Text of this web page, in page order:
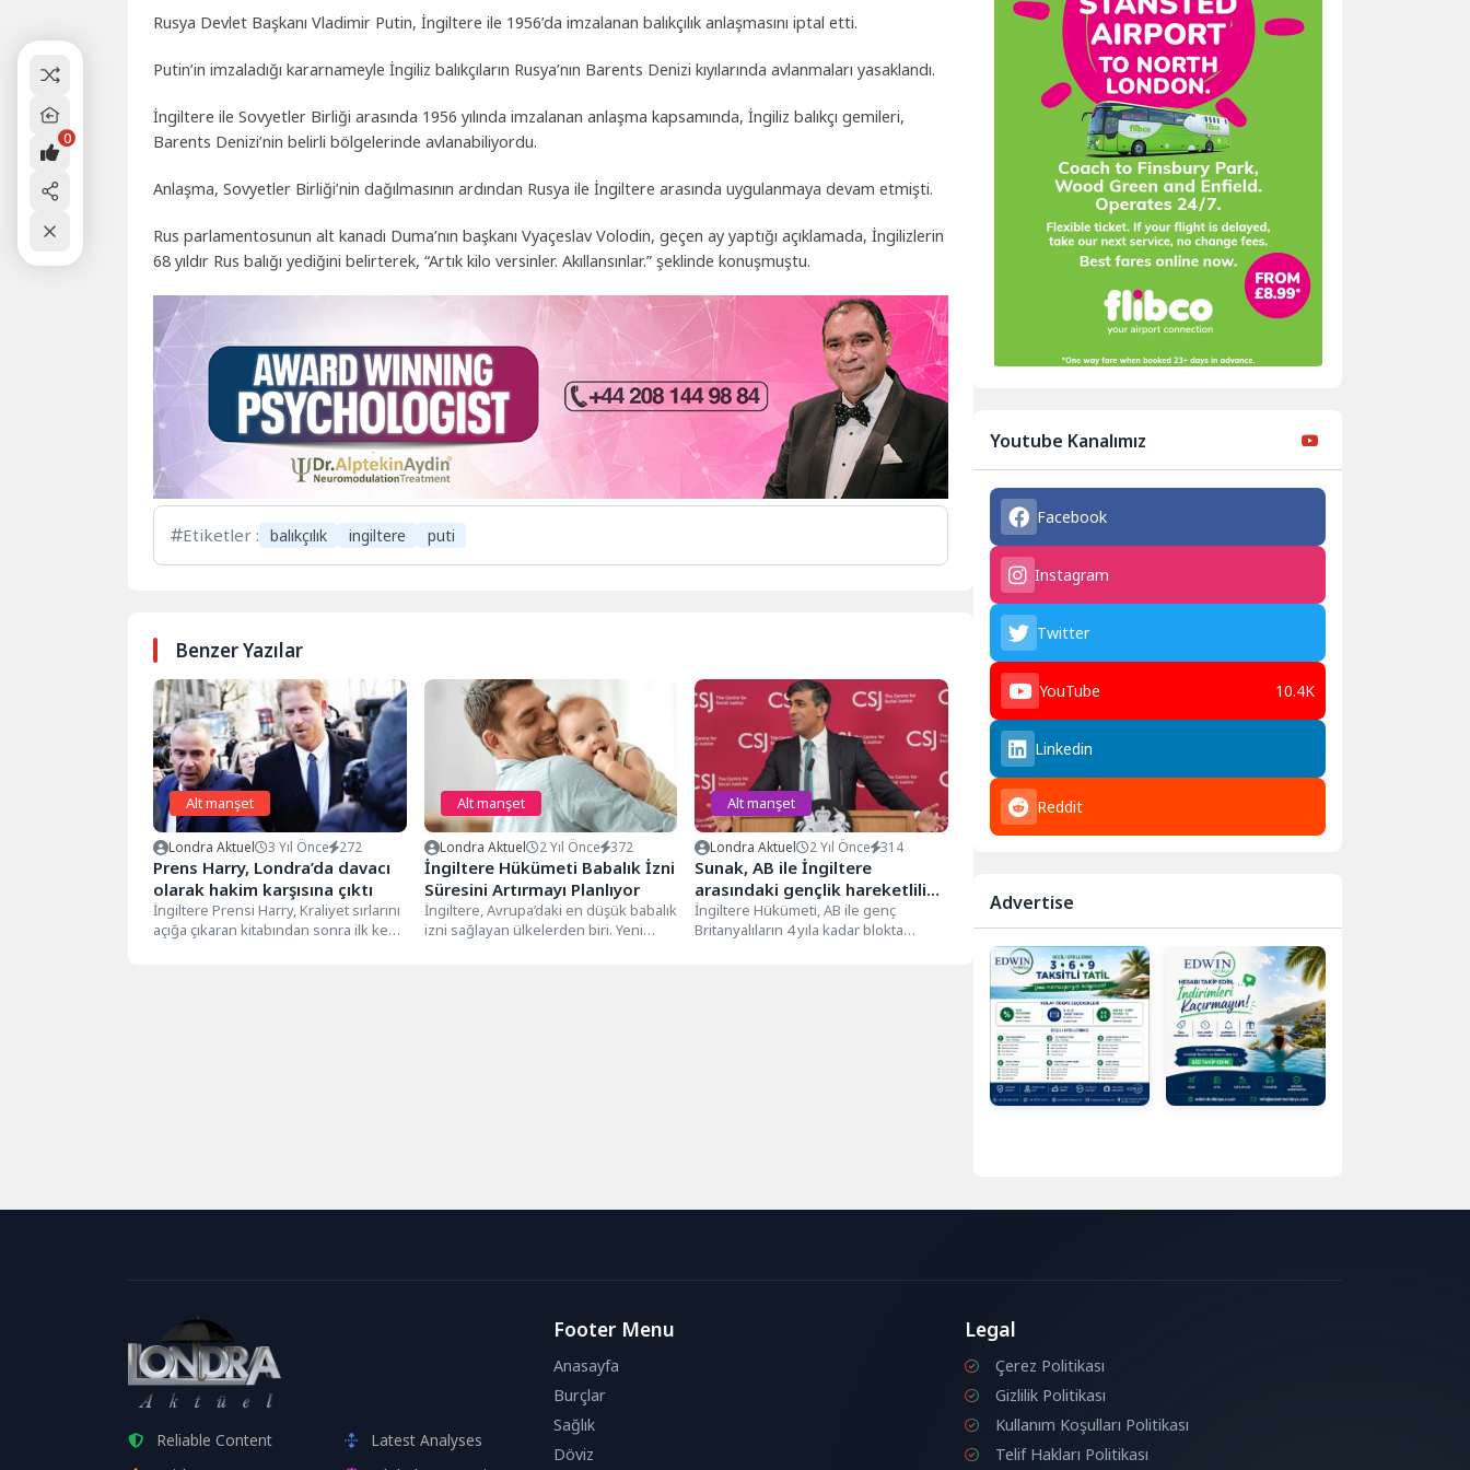
Rusya Devlet Başkanı Vladimir Putin, İngiltere ile 1956’da imzalanan balıkçılık anlaşmasını iptal etti.
Putin’in imzaladığı kararnameyle İngiliz balıkçıların Rusya’nın Barents Denizi kıyılarında avlanmaları yasaklandı.
İngiltere ile Sovyetler Birliği arasında 1956 yılında imzalanan anlaşma kapsamında, İngiliz balıkçı gemileri,
Barents Denizi’nin belirli bölgelerinde avlanabiliyordu.
Anlaşma, Sovyetler Birliği’nin dağılmasının ardından Rusya ile İngiltere arasında uygulanmaya devam etmişti.
Rus parlamentosunun alt kanadı Duma’nın başkanı Vyaçeslav Volodin, geçen ay yaptığı açıklamada, İngilizlerin
68 yıldır Rus balığı yediğini belirterek, “Artık kilo versinler. Akıllansınlar.” şeklinde konuşmuştu.
Etiketler : balıkçılık ingiltere puti
Benzer Yazılar
Alt manşet
Londra Aktuel 3 Yıl Önce 272
Prens Harry, Londra’da davacı
olarak hakim karşısına çıktı
İngiltere Prensi Harry, Kraliyet sırlarını
açığa çıkaran kitabından sonra ilk kez
Alt manşet
Londra Aktuel 2 Yıl Önce 372
İngiltere Hükümeti Babalık İzni
Süresini Artırmayı Planlıyor
İngiltere, Avrupa’daki en düşük babalık
izni sağlayan ülkelerden biri. Yeni
Alt manşet
Londra Aktuel 2 Yıl Önce 314
Sunak, AB ile İngiltere
arasındaki gençlik hareketliliği
planı teklifini reddetti
İngiltere Hükümeti, AB ile genç
Britanyalıların 4 yıla kadar blokta
Youtube Kanalımız
Facebook
Instagram
Twitter
YouTube 10.4K
Linkedin
Reddit
Advertise
Reliable Content
Latest Analyses
Footer Menu
Anasayfa
Burçlar
Sağlık
Döviz
Legal
Çerez Politikası
Gizlilik Politikası
Kullanım Koşulları Politikası
Telif Hakları Politikası
0